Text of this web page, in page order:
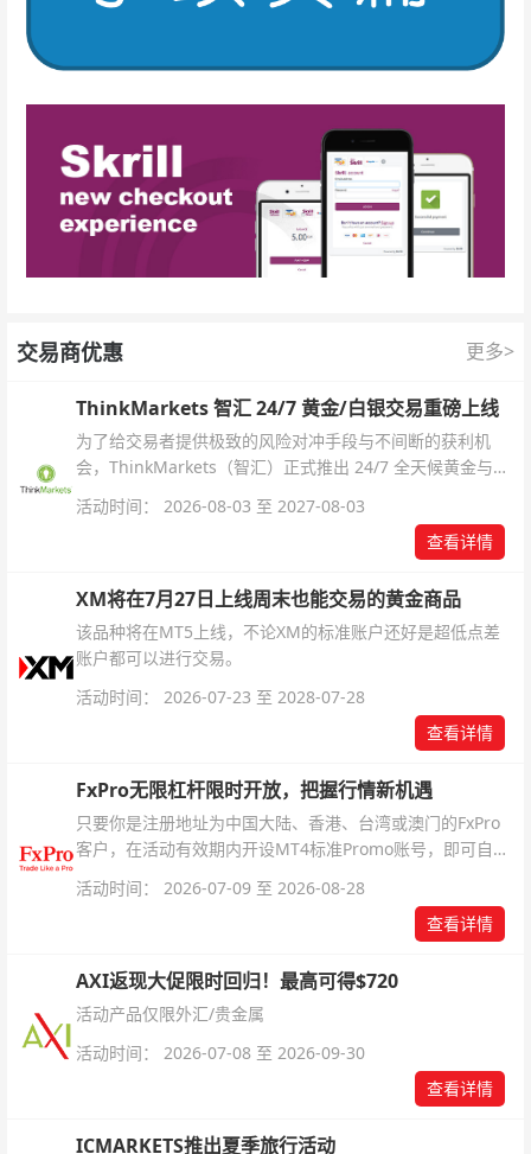
交易商优惠 更多>
ThinkMarkets 智汇 24/7 黄金/白银交易重磅上线
为了给交易者提供极致的风险对冲手段与不间断的获利机
会，ThinkMarkets（智汇）正式推出 24/7 全天候黄金与白
银交易！本文将为您详细拆解本次升级的核心交易品种、杠
杆配置、支持软件及交易细则。
活动时间： 2026-08-03 至 2027-08-03
查看详情
XM将在7月27日上线周末也能交易的黄金商品
该品种将在MT5上线，不论XM的标准账户还好是超低点差
账户都可以进行交易。
活动时间： 2026-07-23 至 2028-07-28
查看详情
FxPro无限杠杆限时开放，把握行情新机遇
只要你是注册地址为中国大陆、香港、台湾或澳门的FxPro
客户，在活动有效期内开设MT4标准Promo账号，即可自动
解锁无限倍杠杆福利，无需额外复杂操作。
活动时间： 2026-07-09 至 2026-08-28
查看详情
AXI返现大促限时回归！最高可得$720
活动产品仅限外汇/贵金属
活动时间： 2026-07-08 至 2026-09-30
查看详情
ICMARKETS推出夏季旅行活动